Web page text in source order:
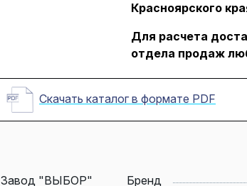
Красноярского
Для расчета
отдела продаж
Скачать каталог в формате PDF
Завод "ВЫБОР" Бренд